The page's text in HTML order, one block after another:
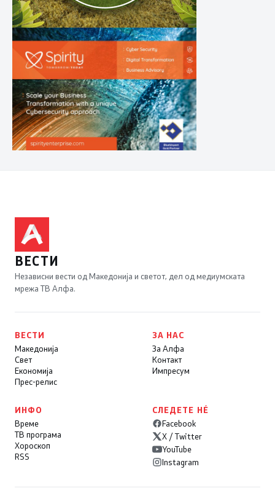
ВЕСТИ
Независни вести од Македонија и светот, дел од медиумската
мрежа ТВ Алфа.
ВЕСТИ
Македонија
Свет
Економија
Прес-релис
ЗА НАС
За Алфа
Контакт
Импресум
ИНФО
Време
ТВ програма
Хороскоп
RSS
СЛЕДЕТЕ НÉ
Facebook
X / Twitter
YouTube
Instagram